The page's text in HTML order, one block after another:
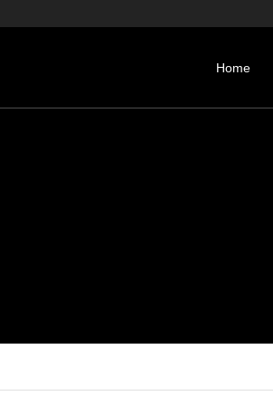
Home